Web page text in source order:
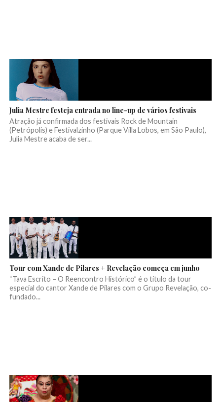
Julia Mestre festeja entrada no line-up de vários festivais
Atração já confirmada dos festivais Rock de Mountain
(Petrópolis) e Festivalzinho (Parque Villa Lobos, em São Paulo),
Julia Mestre acaba de ser...
Tour com Xande de Pilares + Revelação começa em junho
“Tava Escrito – O Reencontro Histórico” é o título da tour
especial do cantor Xande de Pilares com o Grupo Revelação, co-
fundado...